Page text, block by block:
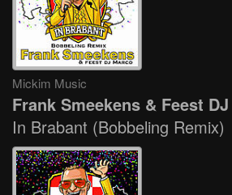
Mickim Music
Frank Smeekens & Feest
In Brabant (Bobbeling Remix)